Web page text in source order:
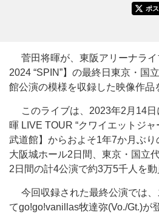
ポ
菅田将暉が、東阪アリーナライ
2024 “SPIN”】の最終日東京・国
館公演の模様を収録した映像作品
このライブは、2023年2月14日
暉 LIVE TOUR “クワイエットジ
武道館】からおよそ1年7か月ぶり
大阪城ホール2日間、東京・国立
2日間の計4公演で約3万5千人を動
今回収録された最終公演では、
てgo!go!vanillas牧達弥(Vo./Gt.)が